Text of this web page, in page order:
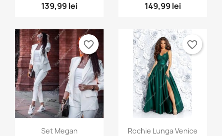
139,99 lei 149,99 lei
Vizualizare rapida
Set Megan
favorite_border
Vizualizare rapida
Rochie Lunga Venice
favorite_border